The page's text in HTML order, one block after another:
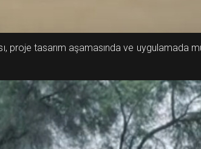
proje tasarım aşamasında ve uygulamada